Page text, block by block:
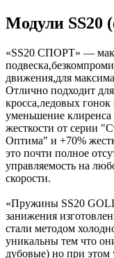
Модули SS20
«SS20 СПОРТ» —
движения,для
Отлично подходит
кросса,ледовых
уменьшение
жесткости от серии
Оптима" и +70%
это почти полное
управляемость на
скорости.
«Пружины SS20
занижения
стали методом
уникальны тем что
дубовые) но при этом